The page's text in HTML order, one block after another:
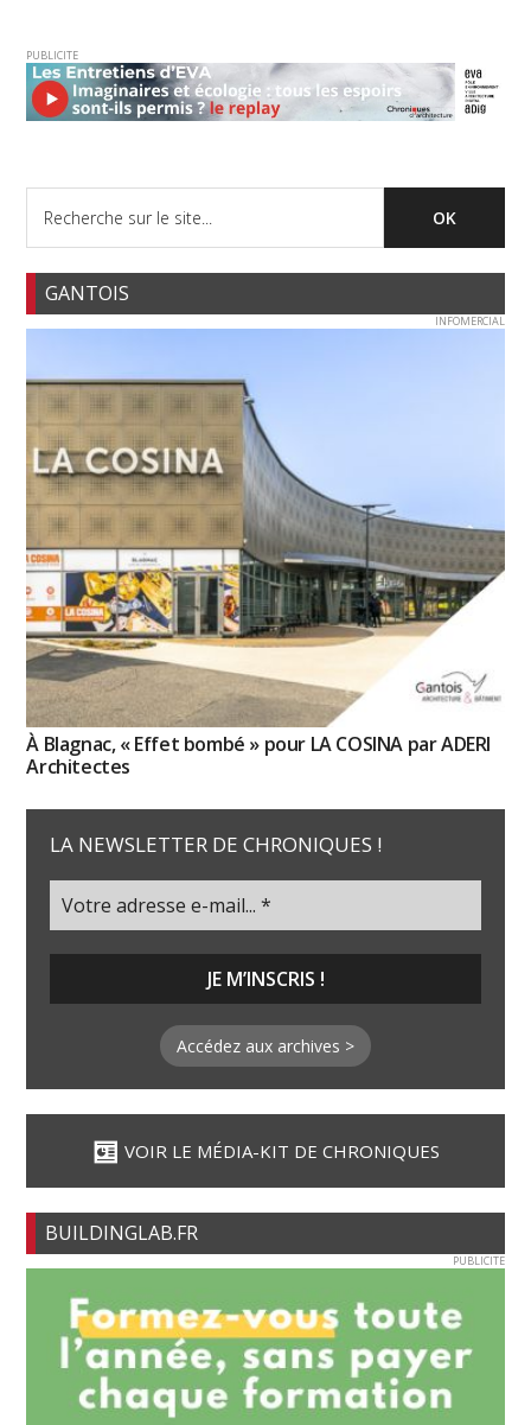
PUBLICITE
GANTOIS
INFOMERCIAL
À Blagnac, « Effet bombé » pour LA COSINA par ADERI
Architectes
LA NEWSLETTER DE CHRONIQUES !
Accédez aux archives >
VOIR LE MÉDIA-KIT DE CHRONIQUES
BUILDINGLAB.FR
PUBLICITE